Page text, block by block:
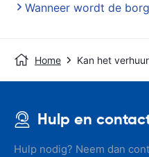
Wanneer wordt de
Home Kan het
Hulp en
Hulp nodig? Neem dan